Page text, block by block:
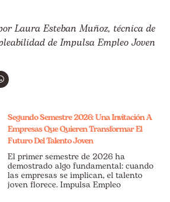
Laura Esteban Muñoz, técnica de
de Impulsa Empleo Joven
Segundo Semestre 2026: Una Invitación A
Empresas Que Quieren Transformar El
Futuro Del Talento Joven
El primer semestre de 2026 ha
demostrado algo fundamental: cuando
las empresas se implican, el talento
joven florece. Impulsa Empleo